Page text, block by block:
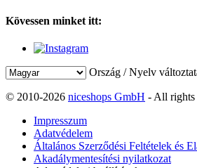
Kövessen minket itt:
Ország / Nyelv
© 2010-2026 niceshops GmbH - All rights
Impresszum
Adatvédelem
Általános Szerződési Feltételek és
Akadálymentesítési nyilatkozat